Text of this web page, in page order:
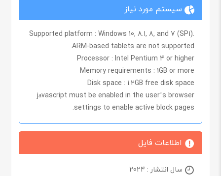
سیستم مورد نیاز
Supported platform : Windows 10, 8.1, 8, and 7 (SP1).
ARM-based tablets are not supported.
Processor : Intel Pentium 4 or higher
Memory requirements : 1GB or more
Disk space : 1.2GB free disk space
jаvascript must be enabled in the user’s browser
settings to enable active block pages.
اطلاعات فایل
سال انتشار : 2024